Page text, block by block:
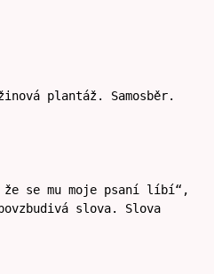
plantáž. Samosběr.
že se mu moje psaní líbí“,
slova. Slova